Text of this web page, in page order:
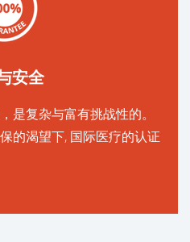
安全
是复杂与富有挑战性的。
的渴望下, 国际医疗的认证